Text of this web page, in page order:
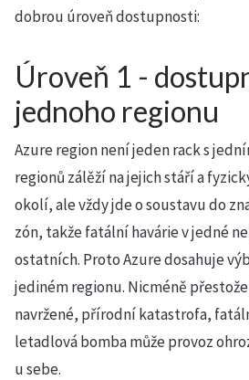
dobrou úroveň dostupnosti:
Úroveň 1 -
jednoho regionu
Azure region není jeden rack s
regionů zálěží na jejich stáří a
okolí, ale vždy jde o soustavu do
zón, takže fatální havárie v jedné
ostatních. Proto Azure dosahuje
jediném regionu. Nicméně
navržené, přírodní katastrofa,
letadlová bomba může provoz
u sebe.